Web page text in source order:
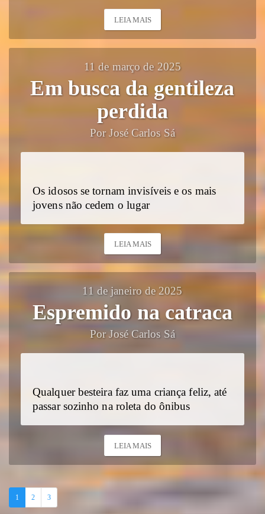
LEIA MAIS
11 de março de 2025
Em busca da gentileza
perdida
Por José Carlos Sá
Os idosos se tornam invisíveis e os mais
jovens não cedem o lugar
LEIA MAIS
11 de janeiro de 2025
Espremido na catraca
Por José Carlos Sá
Qualquer besteira faz uma criança feliz, até
passar sozinho na roleta do ônibus
LEIA MAIS
1 2 3